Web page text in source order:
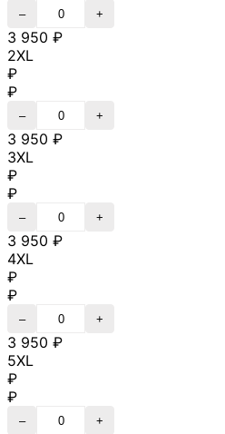
– +
3 950 ₽
2XL
₽
₽
– +
3 950 ₽
3XL
₽
₽
– +
3 950 ₽
4XL
₽
₽
– +
3 950 ₽
5XL
₽
₽
– +